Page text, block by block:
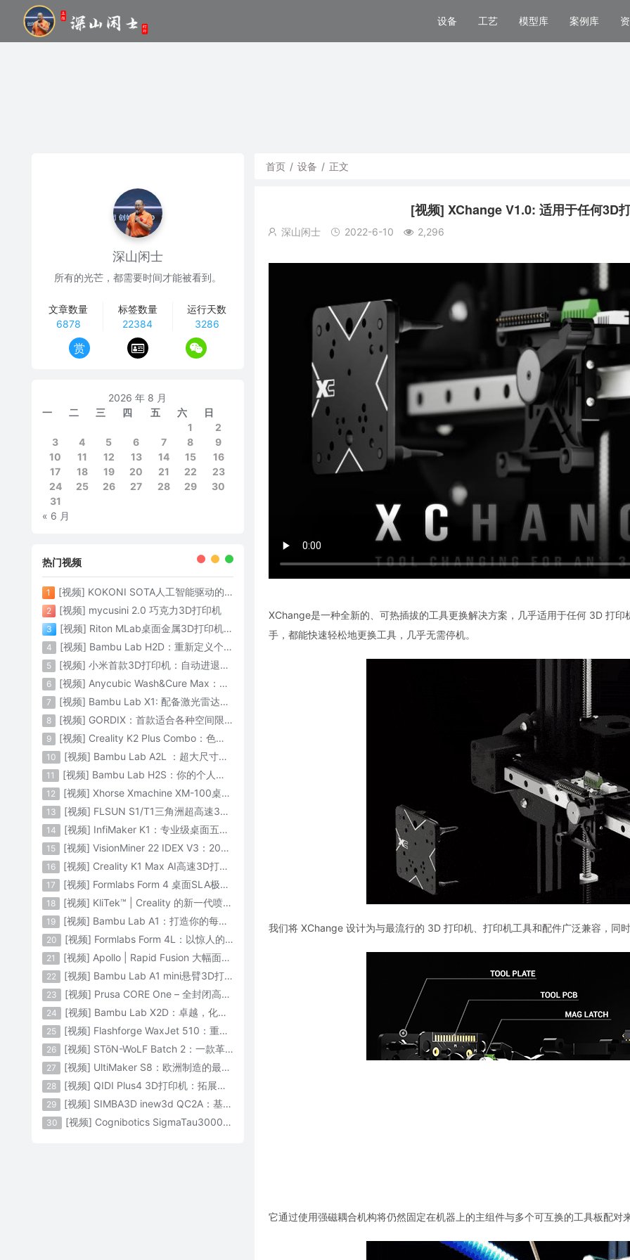
设备 工艺 模型库 案例库
首页 / 设备 / 正文
[视频] XChange V1.0: 适用于任何3D
深山闲士 2022-6-10 2,296
XChange是一种全新的、可热插拔的工具更换解决方案，几乎适用于任何 3D 打
手，都能快速轻松地更换工具，几乎无需停机。
我们将 XChange 设计为与最流行的 3D 打印机、打印机工具和配件广泛兼容，同
它通过使用强磁耦合机构将仍然固定在机器上的主组件与多个可互换的工具板配对
深山闲士
所有的光芒，都需要时间才能被看到。
文章数量
6878
标签数量
22384
运行天数
3286
赏
2026 年 8 月
一
二 三 四 五 六
日
1
2
3
4 5 6 7 8
9
10
11 12 13 14 15
16
17
18 19 20 21 22
23
24
25 26 27 28 29
30
31
« 6 月
热门视频
1 [视频] KOKONI SOTA人工智能驱动的3D打印革命 倒立打印600mm/s
2 [视频] mycusini 2.0 巧克力3D打印机
3 [视频] Riton MLab桌面金属3D打印机：体积小性能强大
4 [视频] Bambu Lab H2D：重新定义个人智造
5 [视频] 小米首款3D打印机：自动进退料、AI云切片、人脸拍照建模 3D玩家兴趣首选
6 [视频] Anycubic Wash&Cure Max：清洗+后固化二合一设备
7 [视频] Bambu Lab X1: 配备激光雷达和人工智能的CoreXY彩色3D打印机
8 [视频] GORDIX：首款适合各种空间限制的3合1便携式数控机床
9 [视频] Creality K2 Plus Combo：色彩与尺寸的史诗级飞跃
10 [视频] Bambu Lab A2L ：超大尺寸家用打印机 告别拆件 轻松一体成型
11 [视频] Bambu Lab H2S：你的个人智造中心
12 [视频] Xhorse Xmachine XM-100桌面级五轴CNC机床：卓越的精度和效率
13 [视频] FLSUN S1/T1三角洲超高速3D打印机 打印速度1200mm/s
14 [视频] InfiMaker K1：专业级桌面五轴数控机床
15 [视频] VisionMiner 22 IDEX V3：2024年最佳工程材料3D打印机
16 [视频] Creality K1 Max AI高速3D打印机：600mm/s打印速度 史诗般的飞跃
17 [视频] Formlabs Form 4 桌面SLA极速3D打印机 工业级打印质量
18 [视频] KliTek™ | Creality 的新一代喷嘴更换系统
19 [视频] Bambu Lab A1：打造你的每一份热爱
20 [视频] Formlabs Form 4L：以惊人的速度获得工业级部件
21 [视频] Apollo | Rapid Fusion 大幅面颗粒3D打印系统
22 [视频] Bambu Lab A1 mini悬臂3D打印机：让多色打印成为标配
23 [视频] Prusa CORE One – 全封闭高速CoreXY 3D打印机配备主动腔体温度控制
24 [视频] Bambu Lab X2D：卓越，化繁为简！
25 [视频] Flashforge WaxJet 510：重新定义精度 专为K金珠宝铸造而生
26 [视频] STōN-WoLF Batch 2：一款革命性的“飞行龙门架”3D打印机
27 [视频] UltiMaker S8：欧洲制造的最快的桌面双材料专业3D打印机
28 [视频] QIDI Plus4 3D打印机：拓展您的想象力
29 [视频] SIMBA3D inew3d QC2A：基于AI建模的桌面全彩色3D打印机
30 [视频] Cognibotics SigmaTau3000 轻型机器人：智能制造的未来